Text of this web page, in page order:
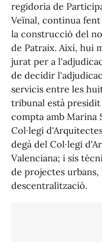
regidoria de
Veïnal, continua fent
la construcció del
de Patraix. Així, hui
jurat per a
de decidir
servicis entre les
tribunal està
compta amb Marina
Col·legi
degà del Col·legi
Valenciana; i sis
de projectes
descentralització.